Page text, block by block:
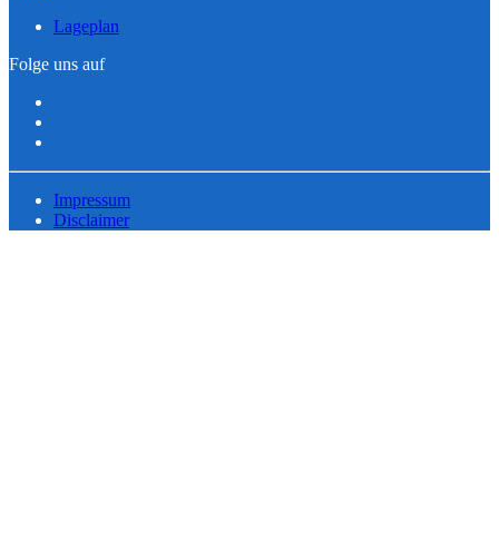
Lageplan
Folge uns auf
Impressum
Disclaimer